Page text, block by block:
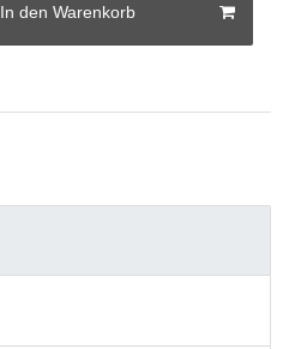
In den Warenkorb